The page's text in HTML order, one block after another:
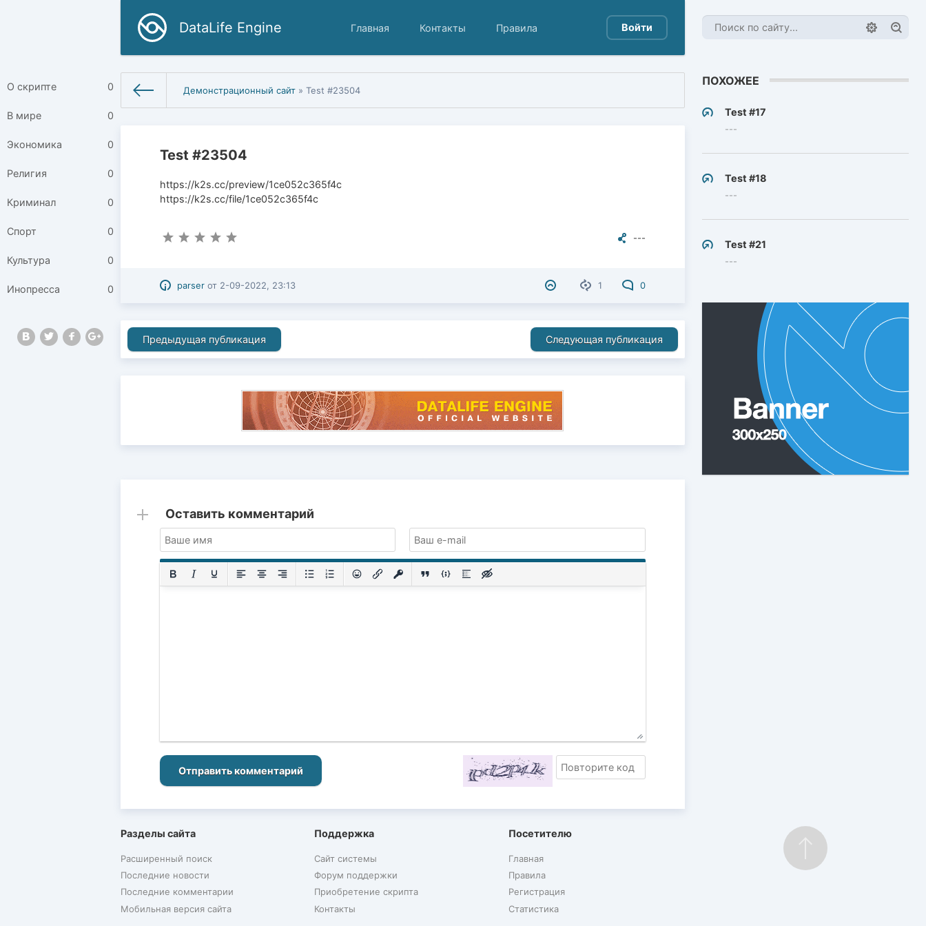
DataLife Engine Главная Контакты Правила Войти
О скрипте 0
В мире 0
Экономика 0
Религия 0
Криминал 0
Спорт 0
Культура 0
Инопресса 0
Демонстрационный сайт » Test #23504
Test #23504
https://k2s.cc/preview/1ce052c365f4c
https://k2s.cc/file/1ce052c365f4c
---
1 0
parser от 2-09-2022, 23:13
ПОХОЖЕЕ
Test #17
---
Test #18
---
Test #21
---
Предыдущая публикация Следующая публикация
Оставить комментарий
Отправить комментарий
Разделы сайта
Расширенный поиск
Последние новости
Последние комментарии
Мобильная версия сайта
Поддержка
Сайт системы
Форум поддержки
Приобретение скрипта
Контакты
Посетителю
Главная
Правила
Регистрация
Статистика